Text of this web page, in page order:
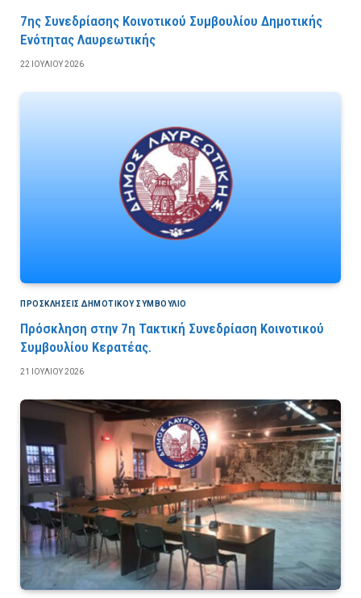
7ης Συνεδρίασης Κοινοτικού Συμβουλίου Δημοτικής
Ενότητας Λαυρεωτικής
22 ΙΟΥΛΊΟΥ 2026
ΠΡΟΣΚΛΉΣΕΙΣ ΔΗΜΟΤΙΚΟΎ ΣΥΜΒΟΎΛΙΟ
Πρόσκληση στην 7η Τακτική Συνεδρίαση Κοινοτικού
Συμβουλίου Κερατέας.
21 ΙΟΥΛΊΟΥ 2026